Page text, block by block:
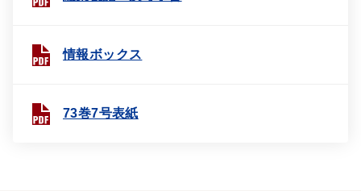
情報ボックス
73巻7号表紙